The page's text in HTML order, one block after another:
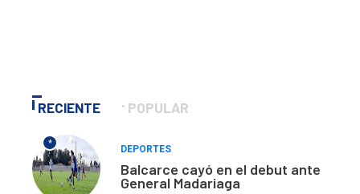
RECIENTE POPULAR
*
DEPORTES
Balcarce cayó en el debut ante
General Madariaga